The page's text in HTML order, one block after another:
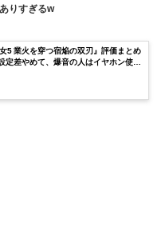
りすぎるw
5 業火を穿つ宿焔の双刃』評価まとめ
定差やめて、爆音の人はイヤホン使用